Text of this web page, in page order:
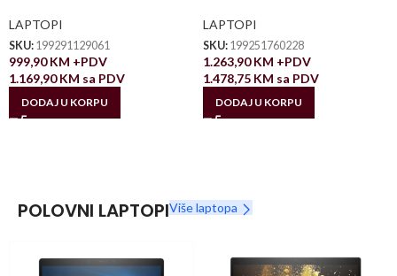
LAPTOPI
SKU: 199291129061
999,90KM +PDV
1.169,90KM sa PDV
DODAJ U KORPU
LAPTOPI
SKU: 199251760228
1.263,90KM +PDV
1.478,75 KM sa PDV
DODAJ U KORPU
POLOVNI LAPTOPIViše laptopa